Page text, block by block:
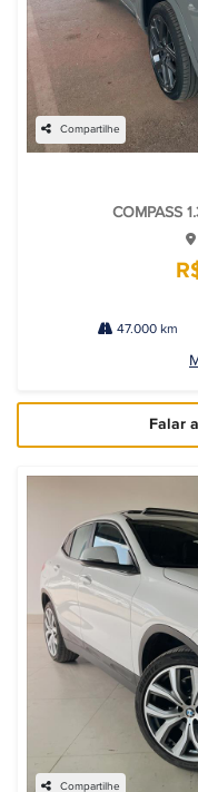
Compartilhe
COMPASS
47.000 km
Falar
Compartilhe